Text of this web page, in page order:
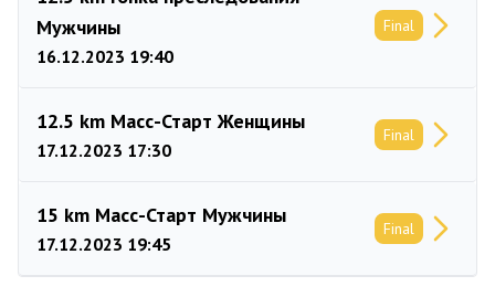
Мужчины
16.12.2023 19:40
Final
12.5 km Масс-Старт Женщины
17.12.2023 17:30
Final
15 km Масс-Старт Мужчины
17.12.2023 19:45
Final